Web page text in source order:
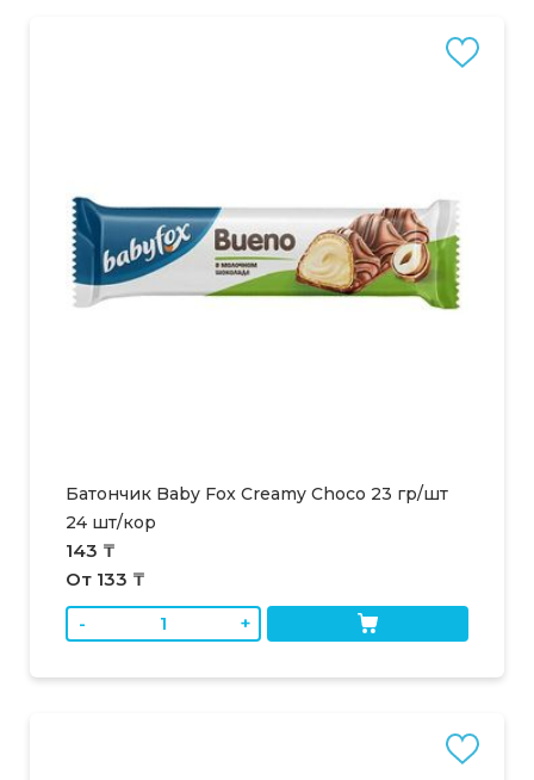
Батончик Baby Fox Creamy Choco 23 гр/шт
24 шт/кор
143 ₸
От 133 ₸
-
+